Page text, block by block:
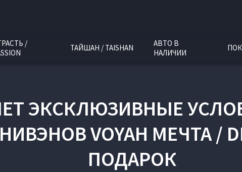
/
ТАЙШАН / TAISHAN
АВТО В
НАЛИЧИИ
ЭКСКЛЮЗИВНЫЕ
VOYAH МЕЧТА /
ПОДАРОК